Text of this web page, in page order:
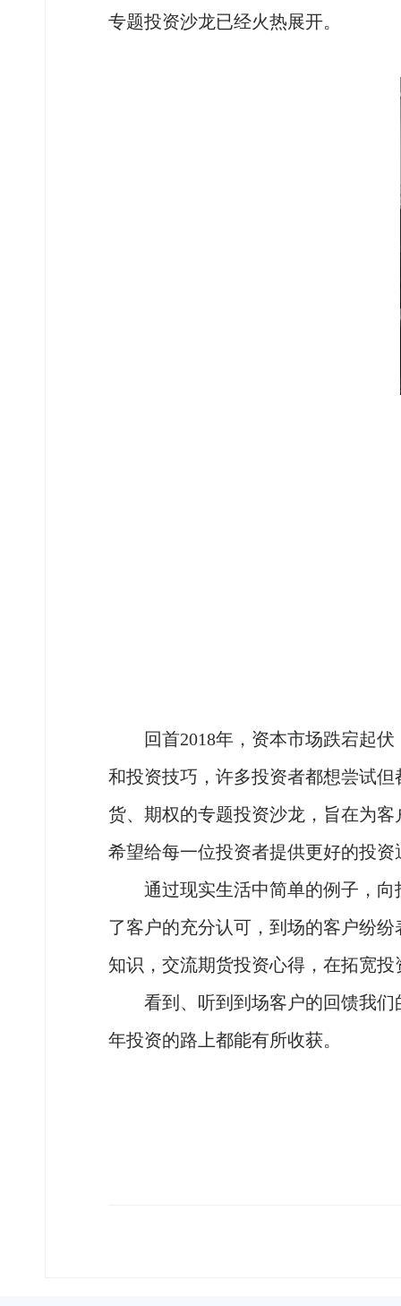
专题投资沙龙已经火热展开。
回首2018年，资本市场跌宕起伏
和投资技巧，许多投资者都想尝试
货、期权的专题投资沙龙，旨在为
希望给每一位投资者提供更好的投资
通过现实生活中简单的例子，向
了客户的充分认可，到场的客户纷
知识，交流期货投资心得，在拓宽
看到、听到到场客户的回馈我们
年投资的路上都能有所收获。